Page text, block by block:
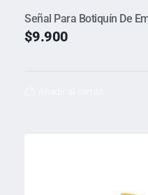
Señal Para Botiquín De
$9.900